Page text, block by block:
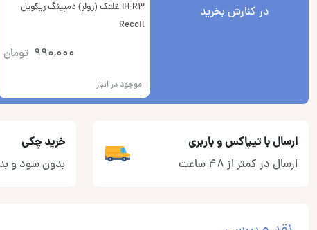
در کنارش بخرید
IH-R3 غلتک (رولر) دمپینگ ریکویل
Recoil
990,000 تومان
موجود در انبار
ارسال با تیپاکس و باربری
ارسال در کمتر از 48 ساعت
خرید چکی
بدون سود و